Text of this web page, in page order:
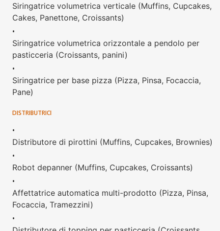
Siringatrice volumetrica verticale (Muffins, Cupcakes,
Cakes, Panettone, Croissants)
•
Siringatrice volumetrica orizzontale a pendolo per
pasticceria (Croissants, panini)
•
Siringatrice per base pizza (Pizza, Pinsa, Focaccia,
Pane)
DISTRIBUTRICI
•
Distributore di pirottini (Muffins, Cupcakes, Brownies)
•
Robot depanner (Muffins, Cupcakes, Croissants)
•
Affettatrice automatica multi-prodotto (Pizza, Pinsa,
Focaccia, Tramezzini)
•